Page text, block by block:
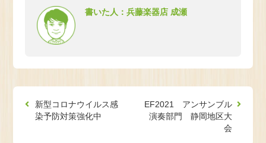
書いた人：兵藤楽器店 成瀬
新型コロナウイルス感
染予防対策強化中
EF2021 アンサンブル
演奏部門 静岡地区大
会